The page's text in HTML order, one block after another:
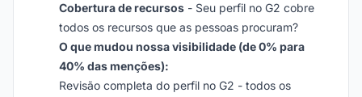
Cobertura de recursos - Seu perfil no G2 cobre
todos os recursos que as pessoas procuram?
O que mudou nossa visibilidade (de 0% para
40% das menções):
Revisão completa do perfil no G2 - todos os